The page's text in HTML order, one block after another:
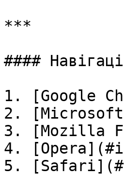
***
####
1. [Google
2.
3. [Mozilla
4.
5.